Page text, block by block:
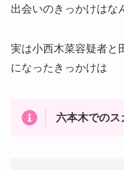
出会いのきっかけはな
実は小西木菜容疑者と
になったきっかけは
六本木でのス